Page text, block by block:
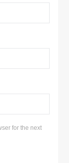
for the next